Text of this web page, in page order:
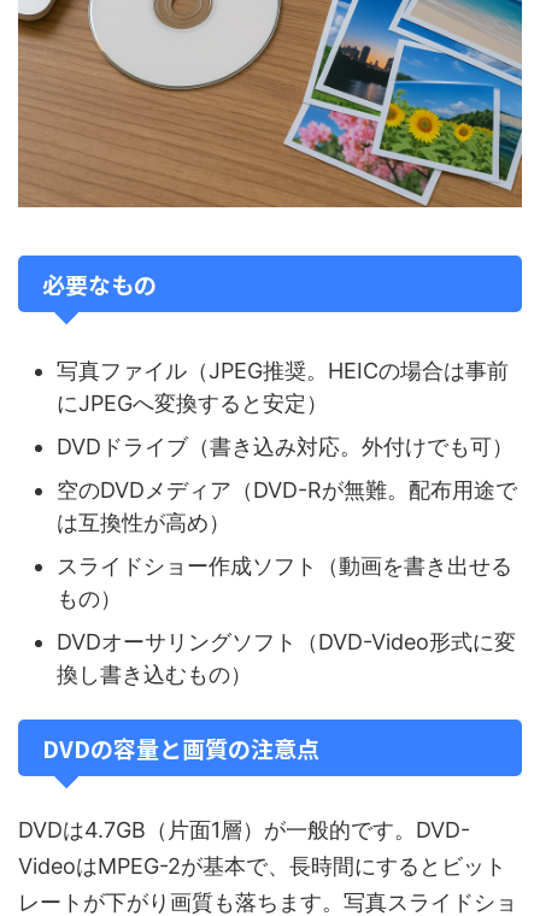
必要なもの
写真ファイル（JPEG推奨。HEICの場合は事前
にJPEGへ変換すると安定）
DVDドライブ（書き込み対応。外付けでも可）
空のDVDメディア（DVD-Rが無難。配布用途で
は互換性が高め）
スライドショー作成ソフト（動画を書き出せる
もの）
DVDオーサリングソフト（DVD-Video形式に変
換し書き込むもの）
DVDの容量と画質の注意点
DVDは4.7GB（片面1層）が一般的です。DVD-
VideoはMPEG-2が基本で、長時間にするとビット
レートが下がり画質も落ちます。写真スライドショ